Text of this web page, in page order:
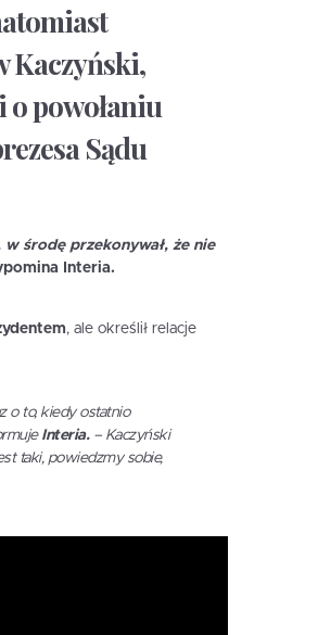
Kaczyński,
powołaniu
Sądu
środę przekonywał, że nie
Interia.
, ale określił relacje
o to, kiedy ostatnio
Interia. – Kaczyński
taki, powiedzmy sobie,